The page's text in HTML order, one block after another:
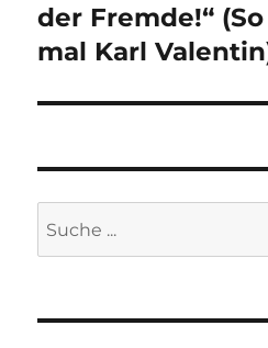
Beitrag:
der Fremde!“
mal Karl